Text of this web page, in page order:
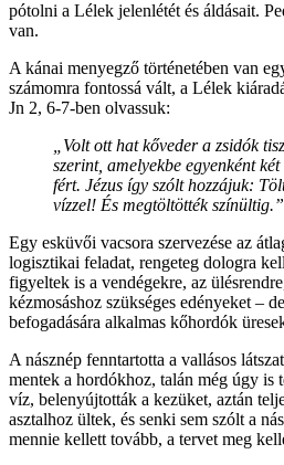
pótolni a Lélek jelenlétét és áldásait.
van.
A kánai menyegző történetében van
számomra fontossá vált, a Lélek
Jn 2, 6-7-ben olvassuk:
„Volt ott hat kőveder a zsidók
szerint, amelyekbe egyenként
fért. Jézus így szólt hozzájuk:
vízzel! És megtöltötték színültig.”
Egy esküvői vacsora szervezése az
logisztikai feladat, rengeteg dologra
figyeltek is a vendégekre, az
kézmosáshoz szükséges edényeket –
befogadására alkalmas kőhordók
A násznép fenntartotta a vallásos
mentek a hordókhoz, talán még úgy is
víz, belenyújtották a kezüket, aztán
asztalhoz ültek, és senki sem szólt a
mennie kellett tovább, a tervet meg